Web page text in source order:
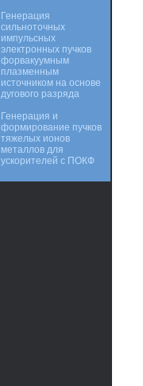
Генерация
сильноточных
импульсных
электронных пучков
форвакуумным
плазменным
источником на основе
дугового разряда
Генерация и
формирование пучков
тяжелых ионов
металлов для
ускорителей с ПОКФ